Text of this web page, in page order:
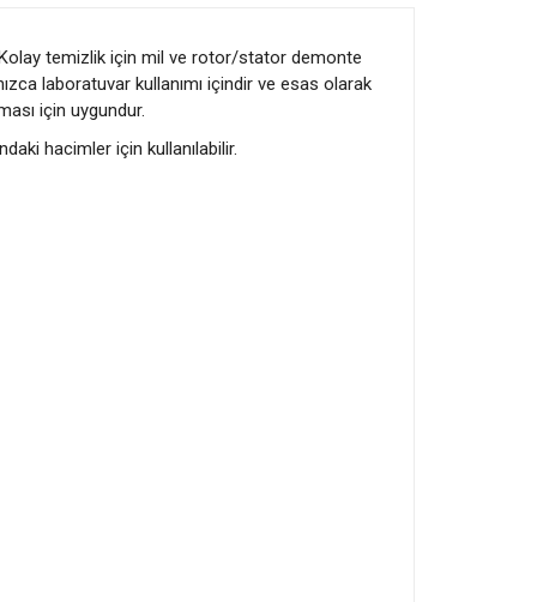
Kolay temizlik için mil ve rotor/stator demonte
laboratuvar kullanımı içindir ve esas olarak
için uygundur.
hacimler için kullanılabilir.